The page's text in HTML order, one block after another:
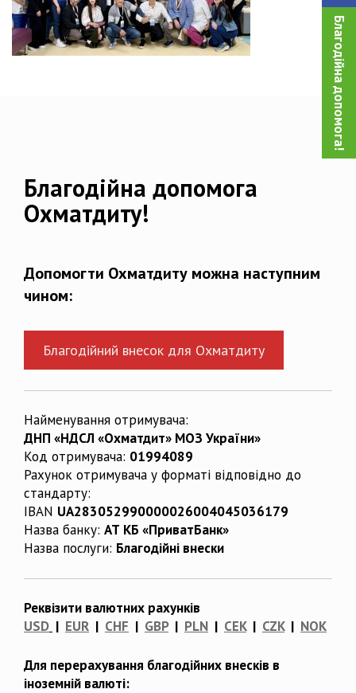
Благодійна допомога!
Благодійна допомога
Охматдиту!
Допомогти Охматдиту можна наступним
чином:
Благодійний внесок для Охматдиту
Найменування отримувача:
ДНП «НДСЛ «Охматдит» МОЗ України»
Код отримувача: 01994089
Рахунок отримувача у форматі відповідно до
стандарту:
IBAN UA283052990000026004045036179
Назва банку: АТ КБ «ПриватБанк»
Назва послуги: Благодійні внески
Реквізити валютних рахунків
USD | EUR | CHF | GBP| PLN | CEK| CZK| NOK
Для перерахування благодійних внесків в
іноземній валюті: